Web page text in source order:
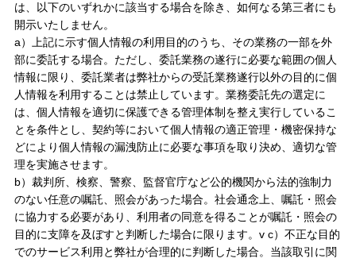
HBL
UTOWA →
be-10 →
【会員様限定】プウアボーテ →
【会員様限定】ドクターセレクト
【会員様限定】エクシーズ →
は、以下のいずれかに該当する場合を除き、如何なる第三者にも
開示いたしません。
a）上記に示す個人情報の利用目的のうち、その業務の一部を外
部に委託する場合。ただし、委託業務の遂行に必要な範囲の個人
情報に限り、委託業者は弊社からの受託業務遂行以外の目的に個
人情報を利用することは禁止しています。業務委託先の選定に
は、個人情報を適切に保護できる管理体制を整え実行しているこ
とを条件とし、契約等において個人情報の適正管理・機密保持な
どにより個人情報の漏洩防止に必要な事項を取り決め、適切な管
理を実施させます。
b）裁判所、検察、警察、監督官庁など公的機関から法的強制力
のない任意の嘱託、照会があった場合。社会通念上、嘱託・照会
に協力する必要があり、利用者の同意を得ることが嘱託・照会の
目的に支障を及ぼすと判断した場合に限ります。v c）不正な目的
でのサービス利用と弊社が合理的に判断した場合。当該取引に関